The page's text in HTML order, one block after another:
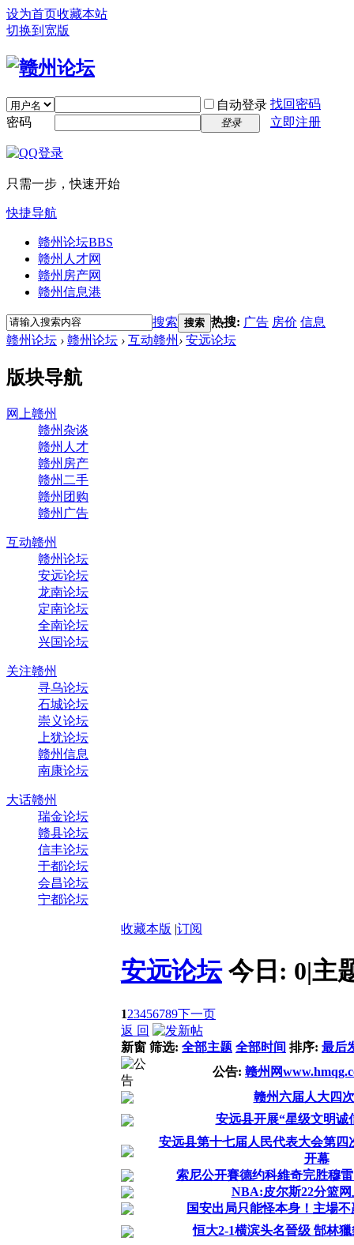
设为首页收藏本站
切换到宽版
自动登录 找回密码
密码
登录 立即注册
只需一步，快速开始
快捷导航
赣州论坛BBS
赣州人才网
赣州房产网
赣州信息港
搜索 搜索 热搜: 广告 房价 信息
赣州论坛 › 赣州论坛 › 互动赣州 › 安远论坛
版块导航
网上赣州
赣州杂谈
赣州人才
赣州房产
赣州二手
赣州团购
赣州广告
互动赣州
赣州论坛
安远论坛
龙南论坛
定南论坛
全南论坛
兴国论坛
关注赣州
寻乌论坛
石城论坛
崇义论坛
上犹论坛
赣州信息
南康论坛
大话赣州
瑞金论坛
赣县论坛
信丰论坛
于都论坛
会昌论坛
宁都论坛
收藏本版 |订阅
安远论坛 今日: 0|主
123456789下一页
返 回
新窗 筛选: 全部主题 全部时间 排序: 最后
公告: 赣州网
赣州六届人大四
安远县开展“星级文明诚
安远县第十七届人民代表大会第四
开幕
索尼公开賽德约科維奇完胜穆
NBA:皮尔斯22分篮
国安出局只能怪本身！主場
恒大2-1横滨头名晉级 郜林